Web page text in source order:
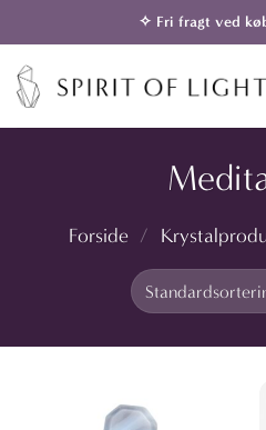
til
indhold
✧ Fri fragt ved
Forside /